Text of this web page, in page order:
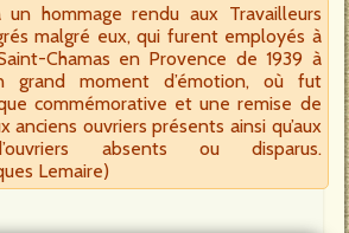
un hommage rendu aux Travailleurs
malgré eux, qui furent employés à
Chamas en Provence de 1939 à
grand moment d’émotion, où fut
commémorative et une remise de
anciens ouvriers présents ainsi qu’aux
absents ou disparus.
Lemaire)